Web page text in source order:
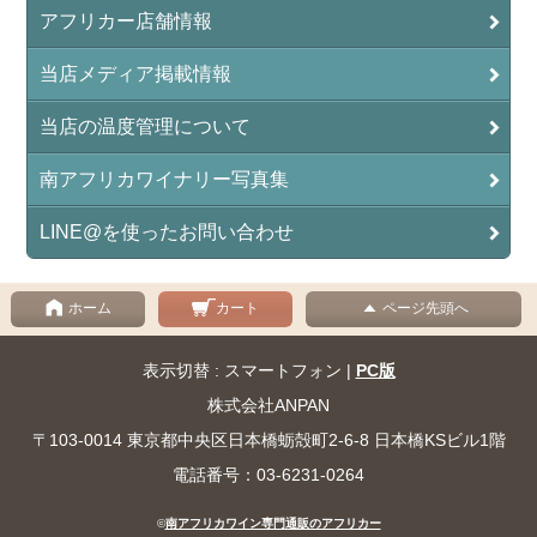
アフリカー店舗情報
当店メディア掲載情報
当店の温度管理について
南アフリカワイナリー写真集
LINE@を使ったお問い合わせ
ホーム カート ページ先頭へ
表示切替 : スマートフォン | PC版
株式会社ANPAN
〒103-0014 東京都中央区日本橋蛎殻町2-6-8 日本橋KSビル1階
電話番号：03-6231-0264
©南アフリカワイン専門通販のアフリカー